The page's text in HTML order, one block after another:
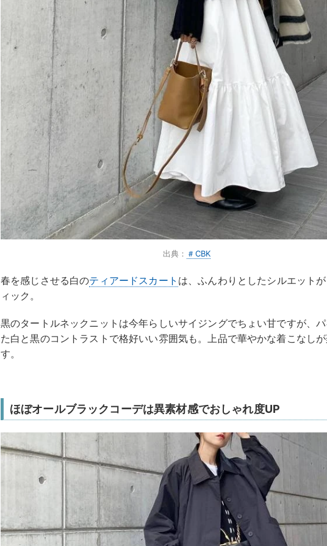
出典： ＃CBK
春を感じさせる白のティアードスカート は、ふんわりとしたシルエット
ィック。
黒のタートルネックニットは今年らしいサイジングでちょい甘ですが、
た白と黒のコントラストで格好いい雰囲気も。上品で華やかな着こなしが
す。
ほぼオールブラックコーデは異素材感でおしゃれ度UP